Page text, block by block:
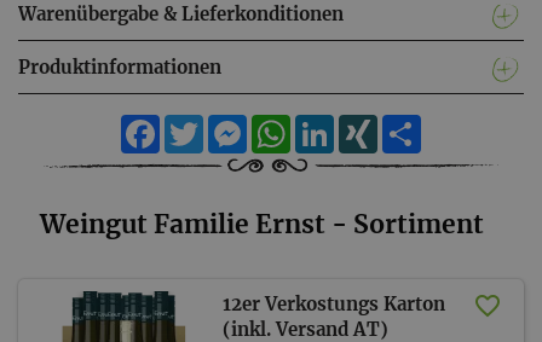
Warenübergabe & Lieferkonditionen
Produktinformationen
Facebook
TwitterMessengerWhatsApp
LinkedIn
XING
Weingut Familie Ernst - Sortiment
12er Verkostungs Karton
(inkl. Versand AT)